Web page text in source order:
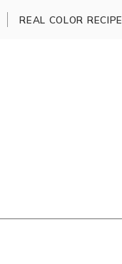
REAL COLOR RECIPE